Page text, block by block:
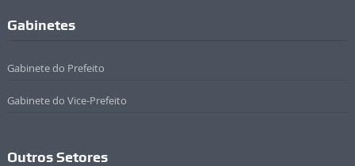
Gabinetes
Gabinete do Prefeito
Gabinete do Vice-Prefeito
Outros Setores